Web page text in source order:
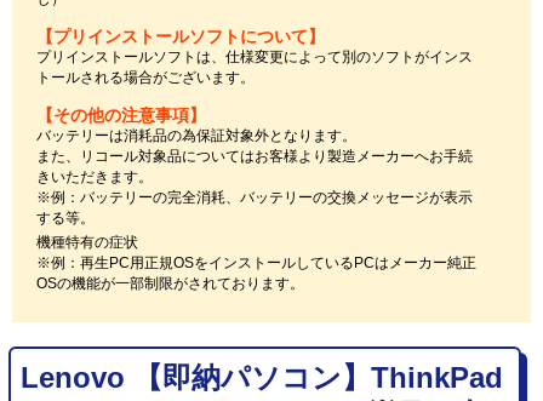
【プリインストールソフトについて】
プリインストールソフトは、仕様変更によって別のソフトがインス
トールされる場合がございます。
【その他の注意事項】
バッテリーは消耗品の為保証対象外となります。
また、リコール対象品についてはお客様より製造メーカーへお手続
きいただきます。
※例：バッテリーの完全消耗、バッテリーの交換メッセージが表示
する等。
機種特有の症状
※例：再生PC用正規OSをインストールしているPCはメーカー純正
OSの機能が一部制限がされております。
Lenovo 【即納パソコン】ThinkPad